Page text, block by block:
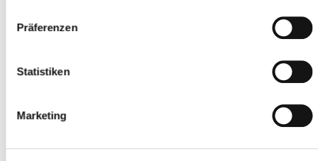
Präferenzen
Statistiken
Marketing